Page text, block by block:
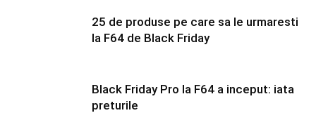
25 de produse pe care sa le urmaresti
la F64 de Black Friday
Black Friday Pro la F64 a inceput: iata
preturile